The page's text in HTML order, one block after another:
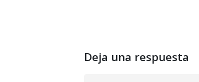
Deja una respuesta